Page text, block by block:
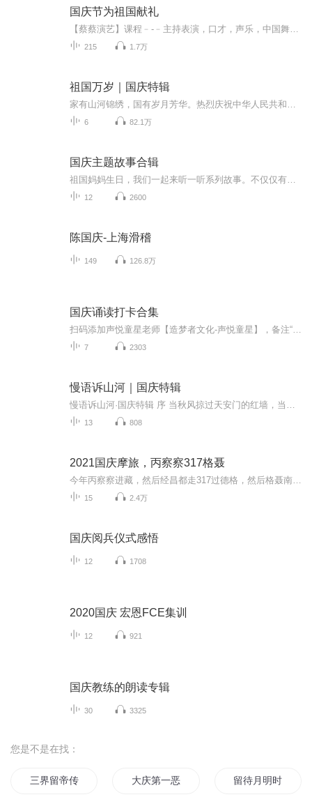
国庆节为祖国献礼
215 1.7万
祖国万岁｜国庆特辑
6 82.1万
国庆主题故事合辑
12 2600
陈国庆-上海滑稽
149 126.8万
国庆诵读打卡合集
7 2303
慢语诉山河｜国庆特辑
13 808
2021国庆摩旅，丙察察317格聂
15 2.4万
国庆阅兵仪式感悟
12 1708
2020国庆 宏恩FCE集训
12 921
国庆教练的朗读专辑
30 3325
您是不是在找：
三界留帝传 大庆第一恶 留待月明时